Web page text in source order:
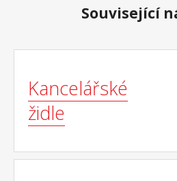
Související
Kancelářské
židle